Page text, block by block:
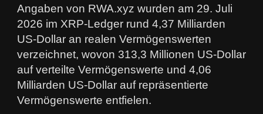
Angaben von RWA.xyz wurden am 29. Juli
2026 im XRP-Ledger rund 4,37 Milliarden
US-Dollar an realen Vermögenswerten
verzeichnet, wovon 313,3 Millionen US-Dollar
auf verteilte Vermögenswerte und 4,06
Milliarden US-Dollar auf repräsentierte
Vermögenswerte entfielen.